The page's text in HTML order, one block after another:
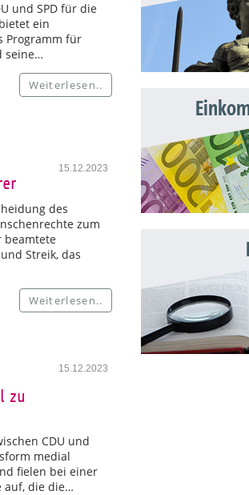
und SPD für die
ein
Programm für
seine…
Weiterlesen..
15.12.2023
des
zum
beamtete
Streik, das
Weiterlesen..
15.12.2023
zu
CDU und
medial
fielen bei einer
auf, die die…